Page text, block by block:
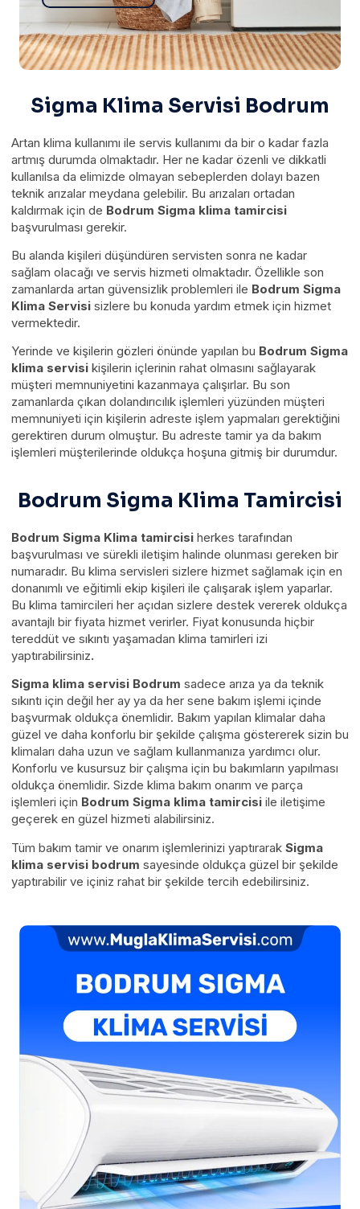
Sigma Klima Servisi Bodrum
Artan klima kullanımı ile servis kullanımı da bir o kadar fazla
artmış durumda olmaktadır. Her ne kadar özenli ve dikkatli
kullanılsa da elimizde olmayan sebeplerden dolayı bazen
teknik arızalar meydana gelebilir. Bu arızaları ortadan
kaldırmak için de Bodrum Sigma klima tamircisi
başvurulması gerekir.
Bu alanda kişileri düşündüren servisten sonra ne kadar
sağlam olacağı ve servis hizmeti olmaktadır. Özellikle son
zamanlarda artan güvensizlik problemleri ile Bodrum Sigma
Klima Servisi sizlere bu konuda yardım etmek için hizmet
vermektedir.
Yerinde ve kişilerin gözleri önünde yapılan bu Bodrum Sigma
klima servisi kişilerin içlerinin rahat olmasını sağlayarak
müşteri memnuniyetini kazanmaya çalışırlar. Bu son
zamanlarda çıkan dolandırıcılık işlemleri yüzünden müşteri
memnuniyeti için kişilerin adreste işlem yapmaları gerektiğini
gerektiren durum olmuştur. Bu adreste tamir ya da bakım
işlemleri müşterilerinde oldukça hoşuna gitmiş bir durumdur.
Bodrum Sigma Klima Tamircisi
Bodrum Sigma Klima tamircisi herkes tarafından
başvurulması ve sürekli iletişim halinde olunması gereken bir
numaradır. Bu klima servisleri sizlere hizmet sağlamak için en
donanımlı ve eğitimli ekip kişileri ile çalışarak işlem yaparlar.
Bu klima tamircileri her açıdan sizlere destek vererek oldukça
avantajlı bir fiyata hizmet verirler. Fiyat konusunda hiçbir
tereddüt ve sıkıntı yaşamadan klima tamirleri izi
yaptırabilirsiniz.
Sigma klima servisi Bodrum sadece arıza ya da teknik
sıkıntı için değil her ay ya da her sene bakım işlemi içinde
başvurmak oldukça önemlidir. Bakım yapılan klimalar daha
güzel ve daha konforlu bir şekilde çalışma göstererek sizin bu
klimaları daha uzun ve sağlam kullanmanıza yardımcı olur.
Konforlu ve kusursuz bir çalışma için bu bakımların yapılması
oldukça önemlidir. Sizde klima bakım onarım ve parça
işlemleri için Bodrum Sigma klima tamircisi ile iletişime
geçerek en güzel hizmeti alabilirsiniz.
Tüm bakım tamir ve onarım işlemlerinizi yaptırarak Sigma
klima servisi bodrum sayesinde oldukça güzel bir şekilde
yaptırabilir ve içiniz rahat bir şekilde tercih edebilirsiniz.